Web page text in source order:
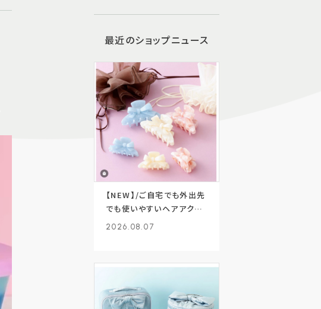
最近のショップニュース
【NEW】/ご自宅でも外出先
でも使いやすいヘアアクセ
サリーが新登場✨
2026.08.07